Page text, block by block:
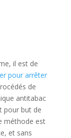
il est de
pour arrêter
de
antitabac
pour but de
méthode est
et sans